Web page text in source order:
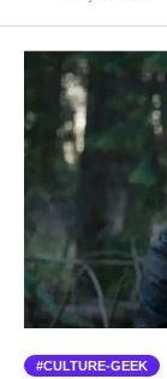
CULTURE-GEEK